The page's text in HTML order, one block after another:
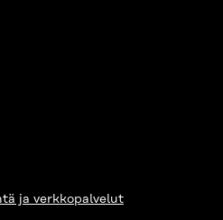
ja verkkopalvelut